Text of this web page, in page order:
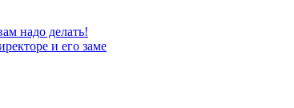
надо делать!
и его заме